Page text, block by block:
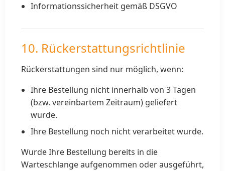
Informationssicherheit gemäß DSGVO
10. Rückerstattungsrichtlinie
Rückerstattungen sind nur möglich, wenn:
Ihre Bestellung nicht innerhalb von 3 Tagen
(bzw. vereinbartem Zeitraum) geliefert
wurde.
Ihre Bestellung noch nicht verarbeitet wurde.
Wurde Ihre Bestellung bereits in die
Warteschlange aufgenommen oder ausgeführt,